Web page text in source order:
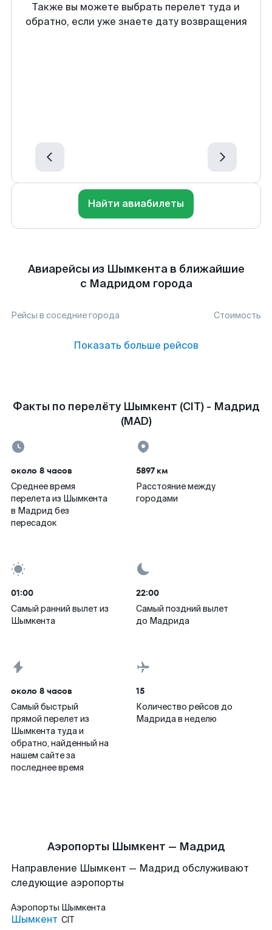
Также вы можете выбрать перелет туда и
обратно, если уже знаете дату возвращения
Найти авиабилеты
Авиарейсы из Шымкента в ближайшие
с Мадридом города
Рейсы в соседние города Стоимость
Показать больше рейсов
Факты по перелёту Шымкент (CIT) - Мадрид
(MAD)
около 8 часов
Среднее время
перелета из Шымкента
в Мадрид без
пересадок
5897 км
Расстояние между
городами
01:00
Самый ранний вылет из
Шымкента
22:00
Самый поздний вылет
до Мадрида
около 8 часов
Самый быстрый
прямой перелет из
Шымкента туда и
обратно, найденный на
нашем сайте за
последнее время
15
Количество рейсов до
Мадрида в неделю
Аэропорты Шымкент — Мадрид
Направление Шымкент — Мадрид обслуживают
следующие аэропорты
Аэропорты Шымкента
Шымкент CIT